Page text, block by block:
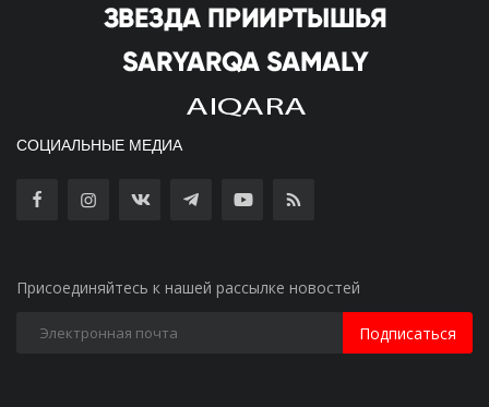
СОЦИАЛЬНЫЕ МЕДИА
Присоединяйтесь к нашей рассылке новостей
Подписаться